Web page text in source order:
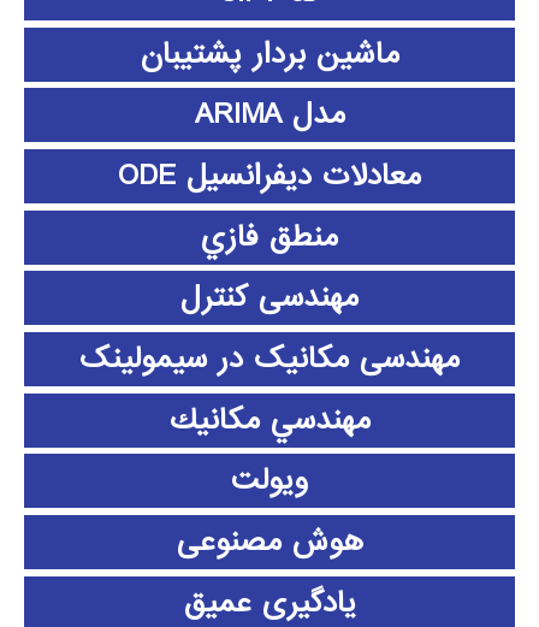
ماشین بردار پشتیبان
مدل ARIMA
معادلات دیفرانسیل ODE
منطق فازي
مهندسی کنترل
مهندسی مکانیک در سیمولینک
مهندسي مكانيك
ویولت
هوش مصنوعی
یادگیری عمیق